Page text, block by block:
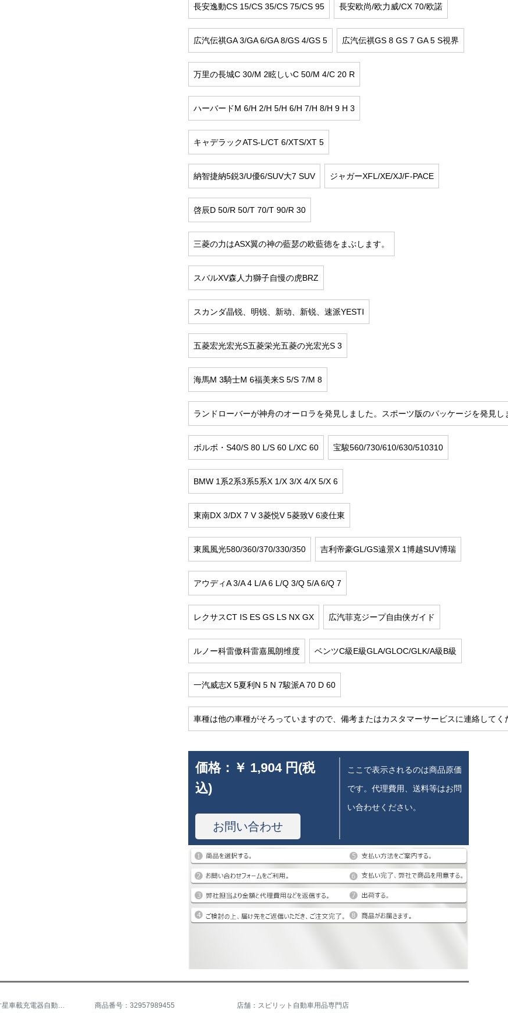
長安逸動CS 15/CS 35/CS 75/CS 95 長安欧尚/欧力威/CX 70/欧諾
広汽伝祺GA 3/GA 6/GA 8/GS 4/GS 5 広汽伝祺GS 8 GS 7 GA 5 S視界
万里の長城C 30/M 2眩しいC 50/M 4/C 20 R
ハーバードM 6/H 2/H 5/H 6/H 7/H 8/H 9 H 3
キャデラックATS-L/CT 6/XTS/XT 5
納智捷納5鋭3/U優6/SUV大7 SUV ジャガーXFL/XE/XJ/F-PACE
啓辰D 50/R 50/T 70/T 90/R 30
三菱の力はASX翼の神の藍瑟の欧藍徳をまぶします。
スバルXV森人力獅子自慢の虎BRZ
スカンダ晶锐、明锐、新动、新锐、速派YESTI
五菱宏光宏光S五菱栄光五菱の光宏光S 3
海馬M 3騎士M 6福美来S 5/S 7/M 8
ランドローバーが神舟のオーロラを発見しました。スポーツ版のパッケージを発見し
ボルボ・S40/S 80 L/S 60 L/XC 60 宝駿560/730/610/630/510310
BMW 1系2系3系5系X 1/X 3/X 4/X 5/X 6
東南DX 3/DX 7 V 3菱悦V 5菱致V 6凌仕東
東風風光580/360/370/330/350 吉利帝豪GL/GS遠景X 1博越SUV博瑞
アウディA 3/A 4 L/A 6 L/Q 3/Q 5/A 6/Q 7
レクサスCT IS ES GS LS NX GX 広汽菲克ジープ自由侠ガイド
ルノー科雷傲科雷嘉風朗维度 ベンツC級E級GLA/GLOC/GLK/A級B級
一汽威志X 5夏利N 5 N 7駿派A 70 D 60
車種は他の車種がそろっていますので、備考またはカスタマーサービスに連絡してく
価格： ￥ 1,904 円(税
込)
お問い合わせ
ここで表示されるのは商品原価
です。代理費用、送料等はお問
い合わせください。
商品番号：32957989455 店舗：スピリット自動車用品専門店